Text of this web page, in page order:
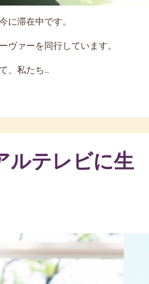
に滞在中です。
ヴァーを同行しています。
、私たち...
ルテレビに生